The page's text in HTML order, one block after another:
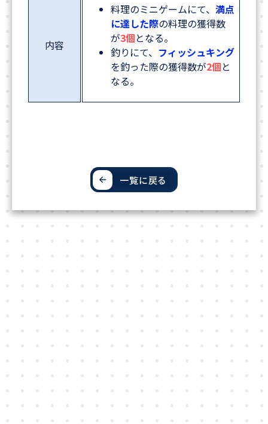
内容
料理のミニゲームにて、満点
に達した際の料理の獲得数
が3個となる。
釣りにて、 フィッシュキング
を釣った際の獲得数が2個と
なる。
一覧に戻る